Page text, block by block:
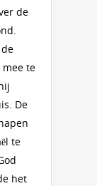
de
mee te
De
te
het